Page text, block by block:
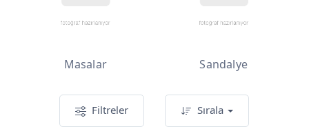
Masalar Sandalye
Filtreler Sırala